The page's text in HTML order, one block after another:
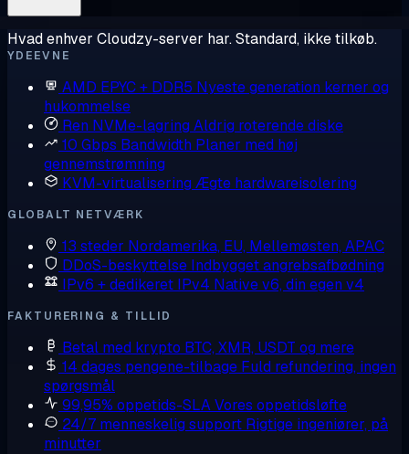
Hvad enhver Cloudzy-server har. Standard, ikke tilkøb.
YDEEVNE
AMD EPYC + DDR5 Nyeste generation kerner og
hukommelse
Ren NVMe-lagring Aldrig roterende diske
10 Gbps Bandwidth Planer med høj
gennemstrømning
KVM-virtualisering Ægte hardwareisolering
GLOBALT NETVÆRK
13 steder Nordamerika, EU, Mellemøsten, APAC
DDoS-beskyttelse Indbygget angrebsafbødning
IPv6 + dedikeret IPv4 Native v6, din egen v4
FAKTURERING & TILLID
Betal med krypto BTC, XMR, USDT og mere
14 dages pengene-tilbage Fuld refundering, ingen
spørgsmål
99,95% oppetids-SLAVores oppetidsløfte
24/7 menneskelig support Rigtige ingeniører, på
minutter